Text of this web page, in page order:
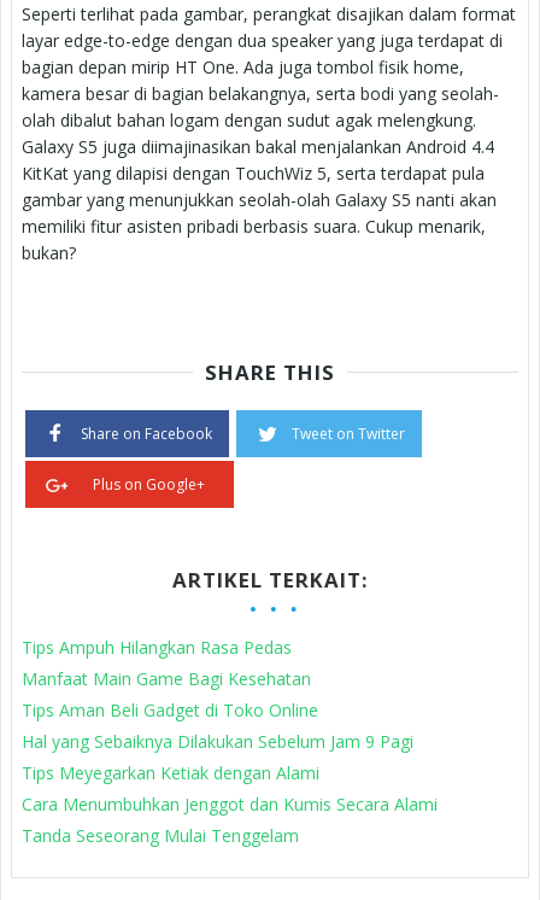
Seperti terlihat pada gambar, perangkat disajikan dalam format
layar edge-to-edge dengan dua speaker yang juga terdapat di
bagian depan mirip HT One. Ada juga tombol fisik home,
kamera besar di bagian belakangnya, serta bodi yang seolah-
olah dibalut bahan logam dengan sudut agak melengkung.
Galaxy S5 juga diimajinasikan bakal menjalankan Android 4.4
KitKat yang dilapisi dengan TouchWiz 5, serta terdapat pula
gambar yang menunjukkan seolah-olah Galaxy S5 nanti akan
memiliki fitur asisten pribadi berbasis suara. Cukup menarik,
bukan?
SHARE THIS
Share on Facebook Tweet on Twitter
Plus on Google+
ARTIKEL TERKAIT:
Tips Ampuh Hilangkan Rasa Pedas
Manfaat Main Game Bagi Kesehatan
Tips Aman Beli Gadget di Toko Online
Hal yang Sebaiknya Dilakukan Sebelum Jam 9 Pagi
Tips Meyegarkan Ketiak dengan Alami
Cara Menumbuhkan Jenggot dan Kumis Secara Alami
Tanda Seseorang Mulai Tenggelam